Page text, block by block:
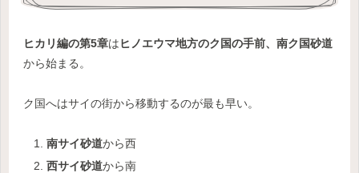
ヒカリ編の第5章はヒノエウマ地方のク国の手前、南ク国砂道
から始まる。
ク国へはサイの街から移動するのが最も早い。
南サイ砂道から西
西サイ砂道から南